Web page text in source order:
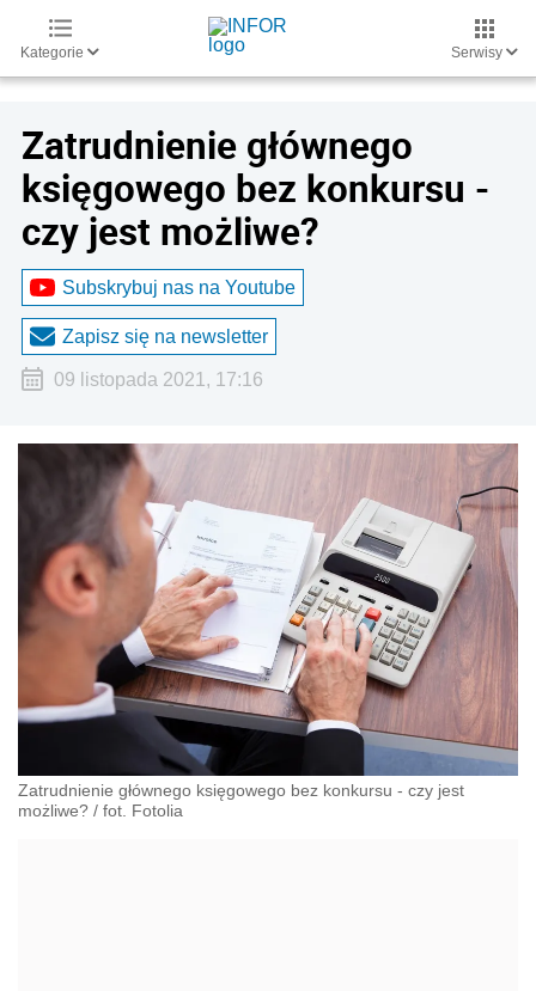
Kategorie Serwisy
Zatrudnienie głównego
księgowego bez konkursu -
czy jest możliwe?
Subskrybuj nas na Youtube
Zapisz się na newsletter
09 listopada 2021, 17:16
Zatrudnienie głównego księgowego bez konkursu - czy jest
możliwe? / fot. Fotolia